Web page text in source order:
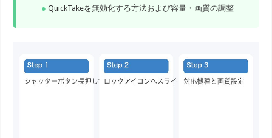
QuickTakeを無効化する方法および容量・画質の調整